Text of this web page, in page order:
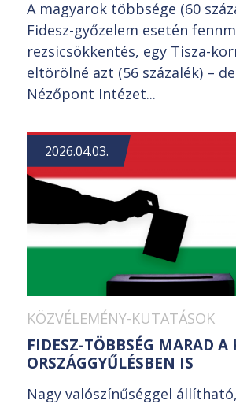
A magyarok többsége (60
Fidesz-győzelem esetén
rezsicsökkentés, egy Tisza-
eltörölné azt (56 százalék) –
Nézőpont Intézet...
2026.04.03.
KÖZVÉLEMÉNY-KUTATÁSOK
FIDESZ-TÖBBSÉG MARAD A
ORSZÁGGYŰLÉSBEN IS
Nagy valószínűséggel